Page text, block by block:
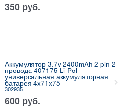
350 руб.
Аккумулятор 3.7v 2400mAh 2 pin 2
провода 407175 Li-Pol
универсальная аккумуляторная
батарея 4x71х75
302935
600 руб.